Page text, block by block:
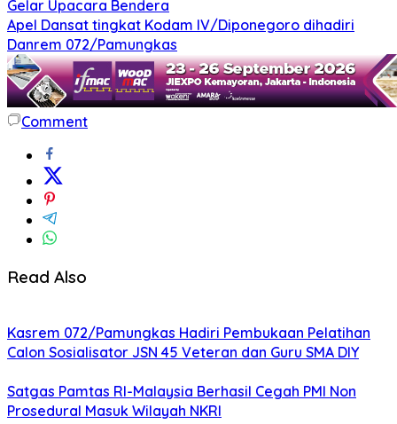
Gelar Upacara Bendera
Apel Dansat tingkat Kodam lV/Diponegoro dihadiri
Danrem 072/Pamungkas
Comment
Read Also
Kasrem 072/Pamungkas Hadiri Pembukaan Pelatihan
Calon Sosialisator JSN 45 Veteran dan Guru SMA DIY
Satgas Pamtas RI-Malaysia Berhasil Cegah PMI Non
Prosedural Masuk Wilayah NKRI